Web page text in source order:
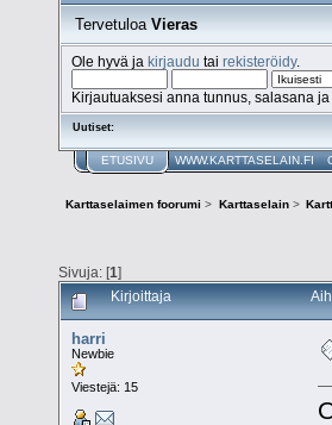
Tervetuloa Vieras
Ole hyvä jakirjaudu tairekisteröidy.
Kirjautuaksesi anna tunnus, salasana
Uutiset:
ETUSIVU WWW.KARTTASELAIN.FI
Karttaselaimen foorumi > Karttaselain>
Sivuja: [1]
Kirjoittaja
harri
Newbie
Viestejä: 15